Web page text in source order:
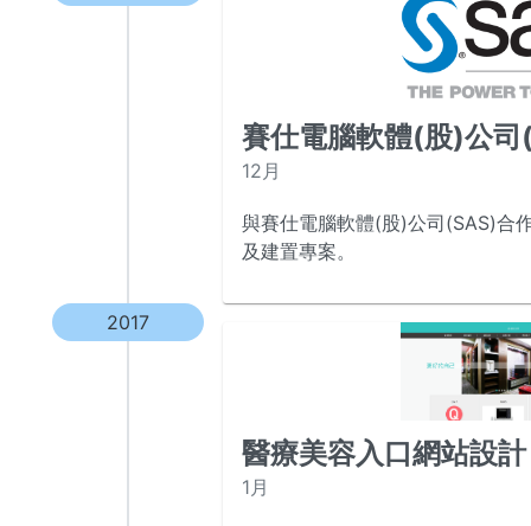
賽仕電腦軟體(股)公
12月
與賽仕電腦軟體(股)公司(SAS)合
及建置專案。
2017
醫療美容入口網站設計
1月